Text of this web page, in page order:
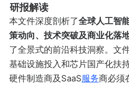
研报解读
本文件深度剖析了全球人工智
策动向、技术突破及商业化落
了全景式的前沿科技洞察。文
基础设施投入和芯片国产化扶
硬件制造商及SaaS服务商必须